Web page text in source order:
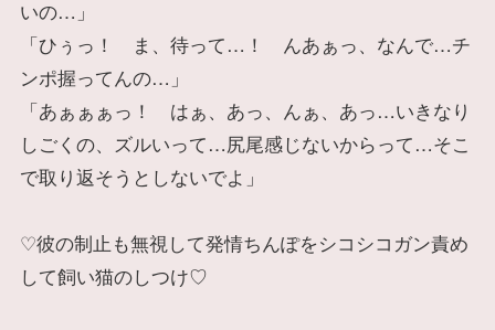
いの…」
「ひぅっ！ ま、待って…！ んあぁっ、なんで…チ
ンポ握ってんの…」
「あぁぁぁっ！ はぁ、あっ、んぁ、あっ…いきなり
しごくの、ズルいって…尻尾感じないからって…そこ
で取り返そうとしないでよ」
♡彼の制止も無視して発情ちんぽをシコシコガン責め
して飼い猫のしつけ♡